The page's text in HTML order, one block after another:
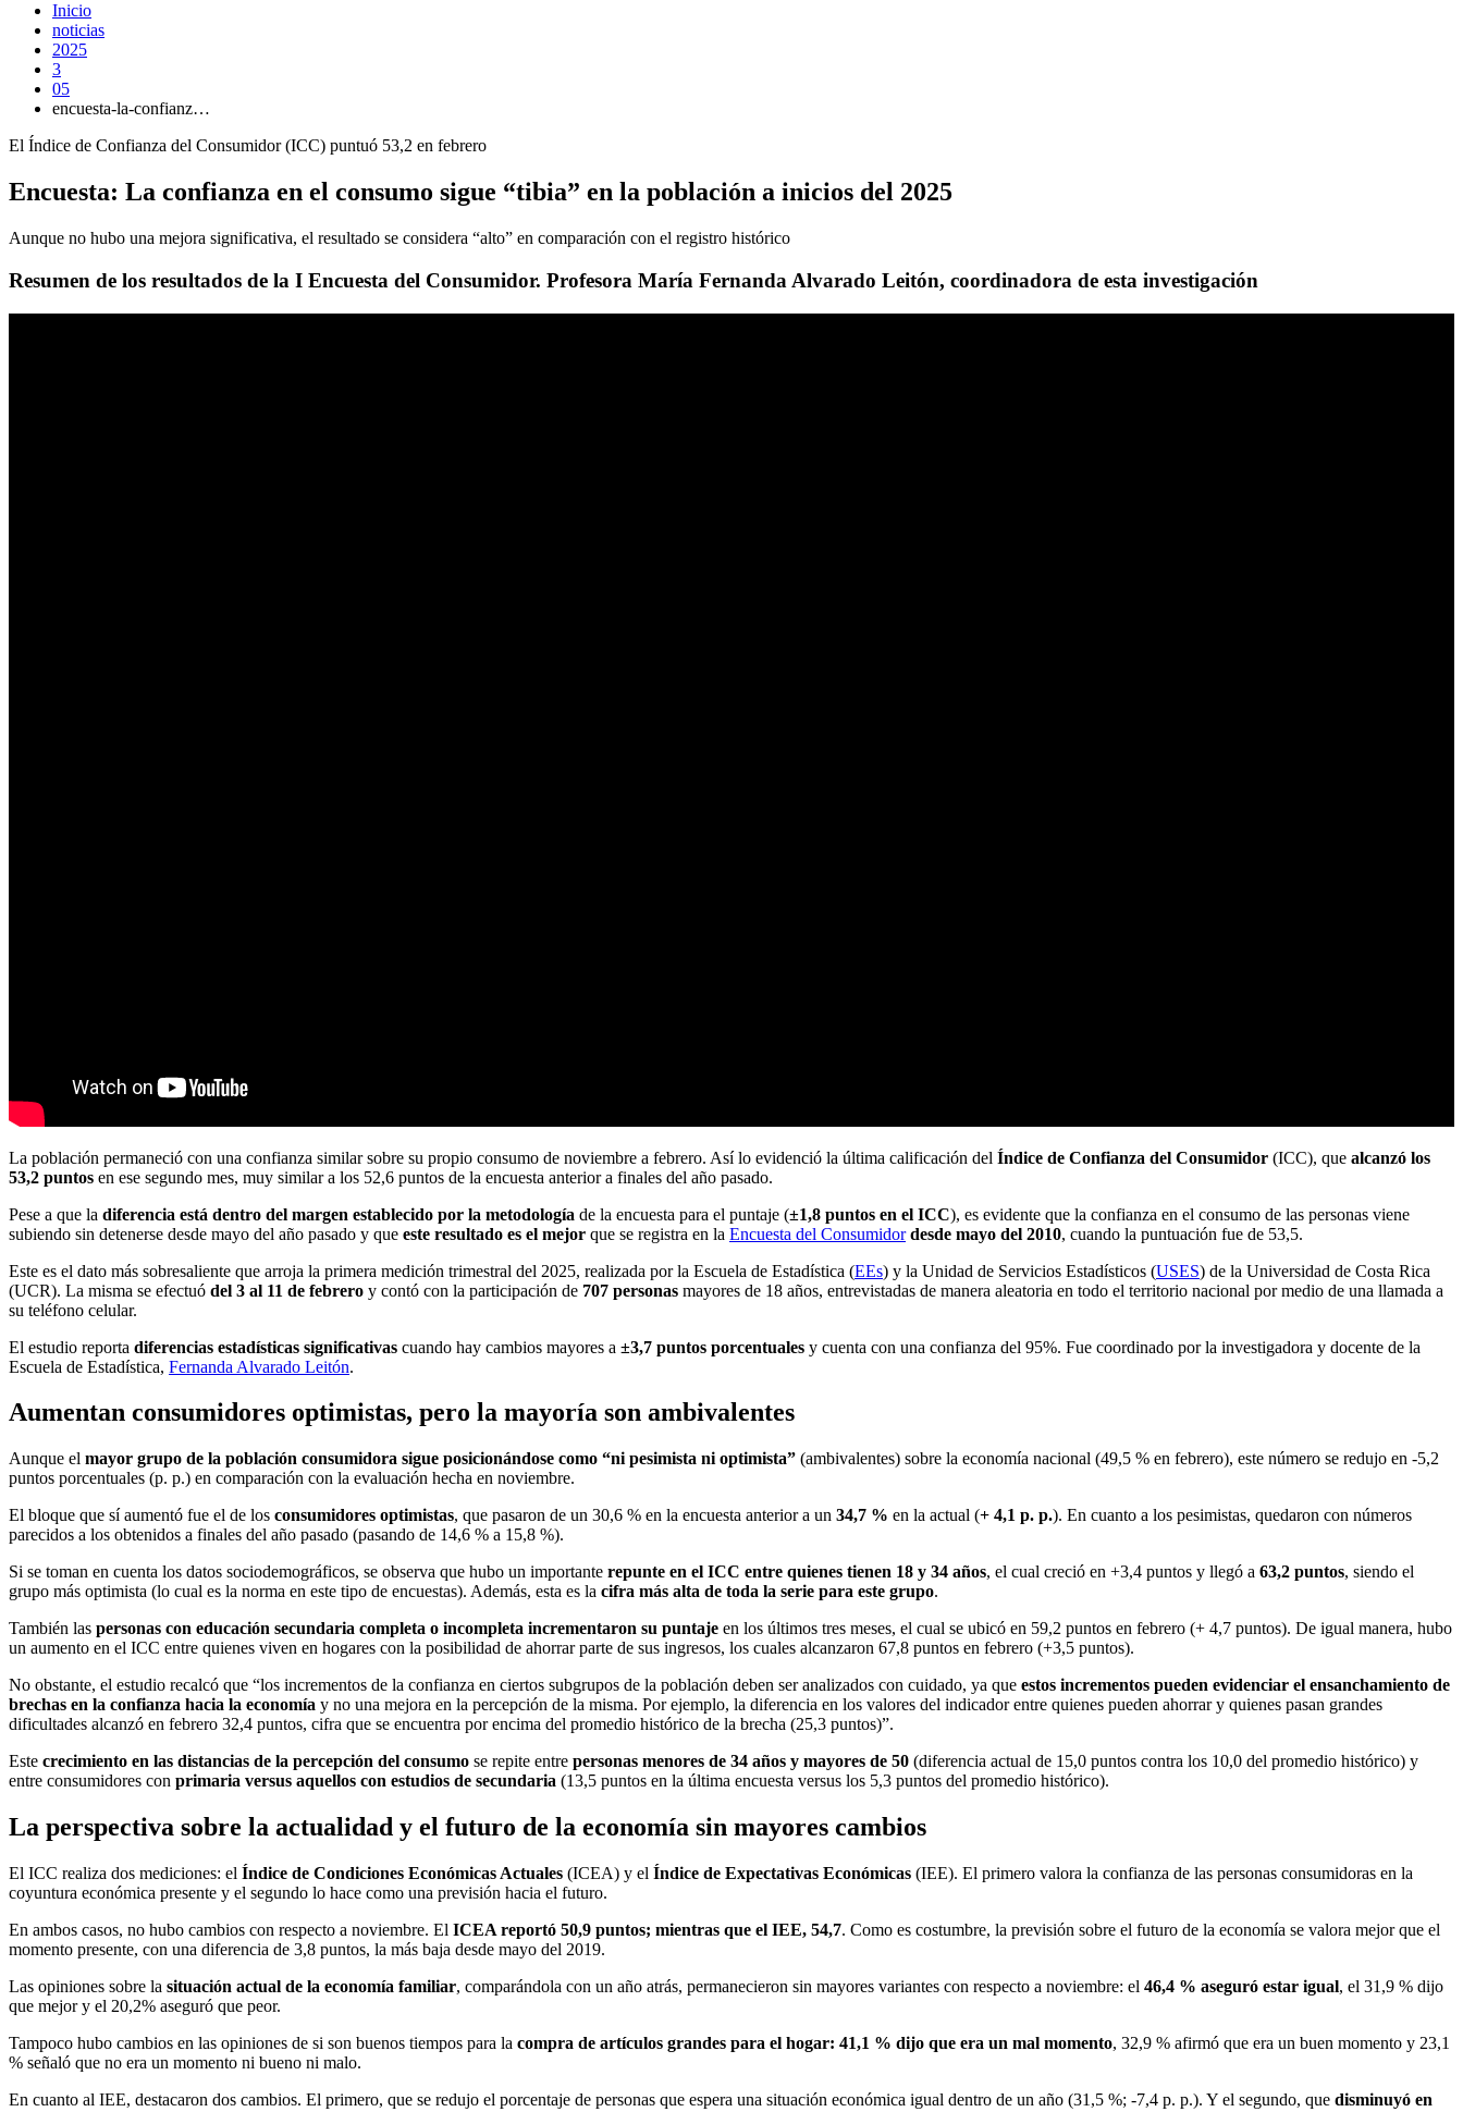
Inicio
noticias
2025
3
05
encuesta-la-confianz…
El Índice de Confianza del Consumidor (ICC) puntuó 53,2 en febrero
Encuesta: La confianza en el consumo sigue “tibia” en la población a inicios del 2025
Aunque no hubo una mejora significativa, el resultado se considera “alto” en comparación con el registro histórico
Resumen de los resultados de la I Encuesta del Consumidor. Profesora María Fernanda Alvarado Leitón, coordinadora de esta investigación
La población permaneció con una confianza similar sobre su propio consumo de noviembre a febrero. Así lo evidenció la última calificación del Índice de Confianza del Consumidor (ICC), que alcanzó los
53,2 puntos en ese segundo mes, muy similar a los 52,6 puntos de la encuesta anterior a finales del año pasado.
Pese a que la diferencia está dentro del margen establecido por la metodología de la encuesta para el puntaje (±1,8 puntos en el ICC), es evidente que la confianza en el consumo de las personas viene
subiendo sin detenerse desde mayo del año pasado y que este resultado es el mejor que se registra en la Encuesta del Consumidor desde mayo del 2010, cuando la puntuación fue de 53,5.
Este es el dato más sobresaliente que arroja la primera medición trimestral del 2025, realizada por la Escuela de Estadística (EEs) y la Unidad de Servicios Estadísticos (USES) de la Universidad de Costa Rica
(UCR). La misma se efectuó del 3 al 11 de febrero y contó con la participación de 707 personas mayores de 18 años, entrevistadas de manera aleatoria en todo el territorio nacional por medio de una llamada a
su teléfono celular.
El estudio reporta diferencias estadísticas significativas cuando hay cambios mayores a ±3,7 puntos porcentuales y cuenta con una confianza del 95%. Fue coordinado por la investigadora y docente de la
Escuela de Estadística, Fernanda Alvarado Leitón.
Aumentan consumidores optimistas, pero la mayoría son ambivalentes
Aunque el mayor grupo de la población consumidora sigue posicionándose como “ni pesimista ni optimista” (ambivalentes) sobre la economía nacional (49,5 % en febrero), este número se redujo en -5,2
puntos porcentuales (p. p.) en comparación con la evaluación hecha en noviembre.
El bloque que sí aumentó fue el de los consumidores optimistas, que pasaron de un 30,6 % en la encuesta anterior a un 34,7 % en la actual (+ 4,1 p. p.). En cuanto a los pesimistas, quedaron con números
parecidos a los obtenidos a finales del año pasado (pasando de 14,6 % a 15,8 %).
Si se toman en cuenta los datos sociodemográficos, se observa que hubo un importante repunte en el ICC entre quienes tienen 18 y 34 años, el cual creció en +3,4 puntos y llegó a 63,2 puntos, siendo el
grupo más optimista (lo cual es la norma en este tipo de encuestas). Además, esta es la cifra más alta de toda la serie para este grupo.
También las personas con educación secundaria completa o incompleta incrementaron su puntaje en los últimos tres meses, el cual se ubicó en 59,2 puntos en febrero (+ 4,7 puntos). De igual manera, hubo
un aumento en el ICC entre quienes viven en hogares con la posibilidad de ahorrar parte de sus ingresos, los cuales alcanzaron 67,8 puntos en febrero (+3,5 puntos).
No obstante, el estudio recalcó que “los incrementos de la confianza en ciertos subgrupos de la población deben ser analizados con cuidado, ya que estos incrementos pueden evidenciar el ensanchamiento de
brechas en la confianza hacia la economía y no una mejora en la percepción de la misma. Por ejemplo, la diferencia en los valores del indicador entre quienes pueden ahorrar y quienes pasan grandes
dificultades alcanzó en febrero 32,4 puntos, cifra que se encuentra por encima del promedio histórico de la brecha (25,3 puntos)”.
Este crecimiento en las distancias de la percepción del consumo se repite entre personas menores de 34 años y mayores de 50 (diferencia actual de 15,0 puntos contra los 10,0 del promedio histórico) y
entre consumidores con primaria versus aquellos con estudios de secundaria (13,5 puntos en la última encuesta versus los 5,3 puntos del promedio histórico).
La perspectiva sobre la actualidad y el futuro de la economía sin mayores cambios
El ICC realiza dos mediciones: el Índice de Condiciones Económicas Actuales (ICEA) y el Índice de Expectativas Económicas (IEE). El primero valora la confianza de las personas consumidoras en la
coyuntura económica presente y el segundo lo hace como una previsión hacia el futuro.
En ambos casos, no hubo cambios con respecto a noviembre. El ICEA reportó 50,9 puntos; mientras que el IEE, 54,7. Como es costumbre, la previsión sobre el futuro de la economía se valora mejor que el
momento presente, con una diferencia de 3,8 puntos, la más baja desde mayo del 2019.
Las opiniones sobre la situación actual de la economía familiar, comparándola con un año atrás, permanecieron sin mayores variantes con respecto a noviembre: el 46,4 % aseguró estar igual, el 31,9 % dijo
que mejor y el 20,2% aseguró que peor.
Tampoco hubo cambios en las opiniones de si son buenos tiempos para la compra de artículos grandes para el hogar: 41,1 % dijo que era un mal momento, 32,9 % afirmó que era un buen momento y 23,1
% señaló que no era un momento ni bueno ni malo.
En cuanto al IEE, destacaron dos cambios. El primero, que se redujo el porcentaje de personas que espera una situación económica igual dentro de un año (31,5 %; -7,4 p. p.). Y el segundo, que disminuyó en